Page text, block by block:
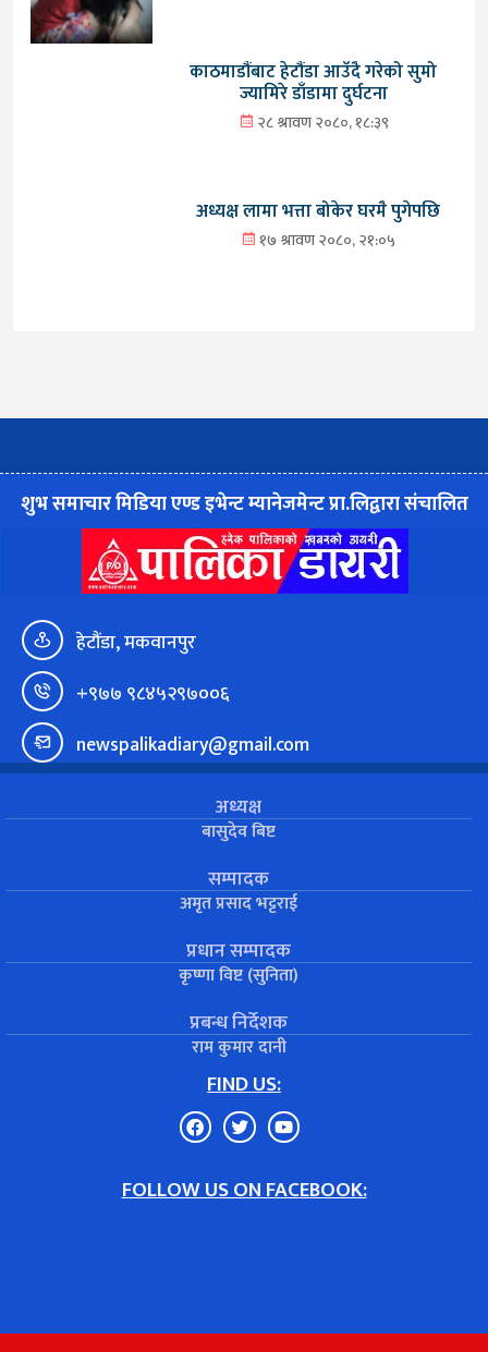
काठमाडौंबाट हेटौंडा आउँदै गरेको सुमो
ज्यामिरे डाँडामा दुर्घटना
२८ श्रावण २०८०, १८:३९
अध्यक्ष लामा भत्ता बोकेर घरमै पुगेपछि
१७ श्रावण २०८०, २१:०५
शुभ समाचार मिडिया एण्ड इभेन्ट म्यानेजमेन्ट प्रा.लिद्वारा संचालित
हेटौंडा, मकवानपुर
+९७७ ९८४५२९७००६
newspalikadiary@gmail.com
अध्यक्ष
बासुदेव बिष्ट
सम्पादक
अमृत प्रसाद भट्टराई
प्रधान सम्पादक
कृष्णा विष्ट (सुनिता)
प्रबन्ध निर्देशक
राम कुमार दानी
FIND US:
FOLLOW US ON FACEBOOK: